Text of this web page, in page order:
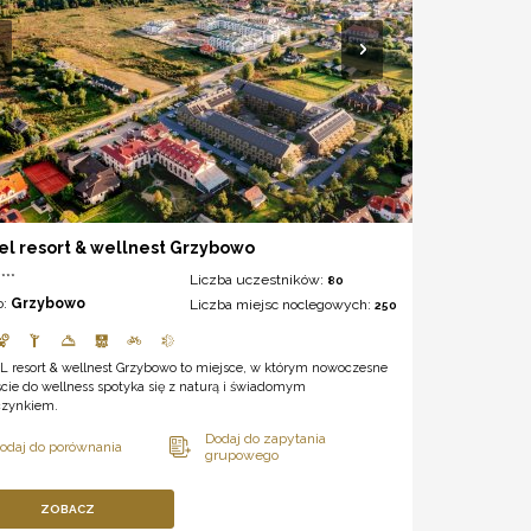
resort & wellnest Grzybowo
Grzybowo
Liczba uczestników: 80
Liczba miejsc noclegowych:250
resort & wellnest Grzybowo to miejsce, w którym nowoczesne
do wellness spotyka się z naturą i świadomym
ZOBACZ